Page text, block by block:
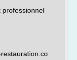
professionnel